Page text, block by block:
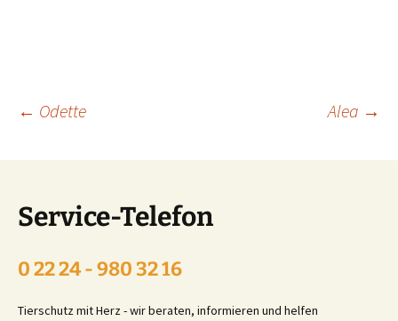
Beitragsnavigation
← Odette Alea →
Service-Telefon
0 22 24 - 980 32 16
Tierschutz mit Herz - wir beraten, informieren und helfen